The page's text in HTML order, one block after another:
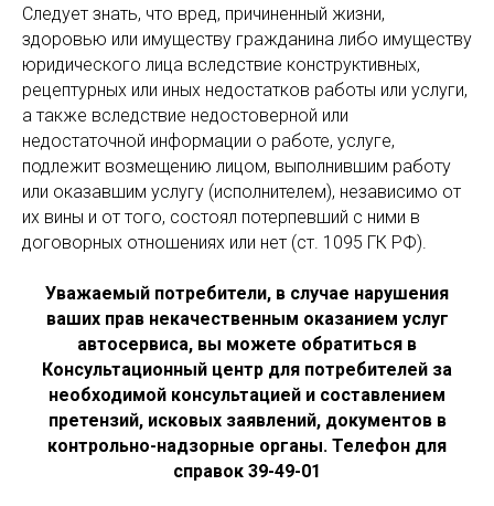
Следует знать, что вред, причиненный жизни,
здоровью или имуществу гражданина либо имуществу
юридического лица вследствие конструктивных,
рецептурных или иных недостатков работы или услуги,
а также вследствие недостоверной или
недостаточной информации о работе, услуге,
подлежит возмещению лицом, выполнившим работу
или оказавшим услугу (исполнителем), независимо от
их вины и от того, состоял потерпевший с ними в
договорных отношениях или нет (ст. 1095 ГК РФ).
Уважаемый потребители, в случае нарушения
ваших прав некачественным оказанием услуг
автосервиса, вы можете обратиться в
Консультационный центр для потребителей за
необходимой консультацией и составлением
претензий, исковых заявлений, документов в
контрольно-надзорные органы. Телефон для
справок 39-49-01